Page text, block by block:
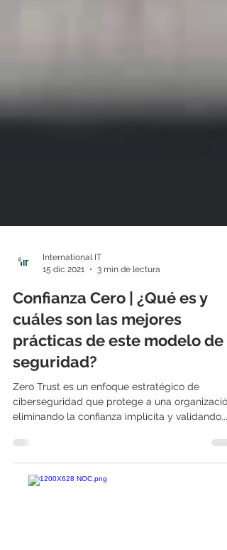
International IT
3 min de lectura
Confianza Cero | ¿Qué es y
cuáles son las mejores
prácticas de este modelo de
seguridad?
ciberseguridad que protege a una organización